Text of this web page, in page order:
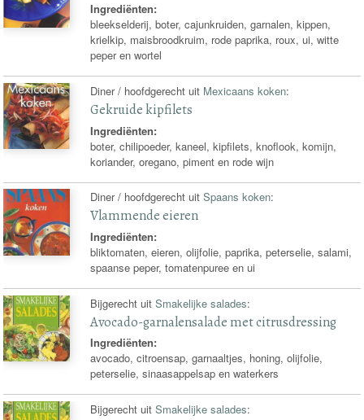
Ingrediënten:
bleekselderij, boter, cajunkruiden, garnalen, kippen,
krielkip, maisbroodkruim, rode paprika, roux, ui, witte
peper en wortel
Diner / hoofdgerecht uit Mexicaans koken:
Gekruide kipfilets
Ingrediënten:
boter, chilipoeder, kaneel, kipfilets, knoflook, komijn,
koriander, oregano, piment en rode wijn
Diner / hoofdgerecht uitSpaans koken:
Vlammende eieren
Ingrediënten:
bliktomaten, eieren, olijfolie, paprika, peterselie, salami,
spaanse peper, tomatenpuree en ui
Bijgerecht uitSmakelijke salades:
Avocado-garnalensalade met citrusdressing
Ingrediënten:
avocado, citroensap, garnaaltjes, honing, olijfolie,
peterselie, sinaasappelsap en waterkers
Bijgerecht uitSmakelijke salades: